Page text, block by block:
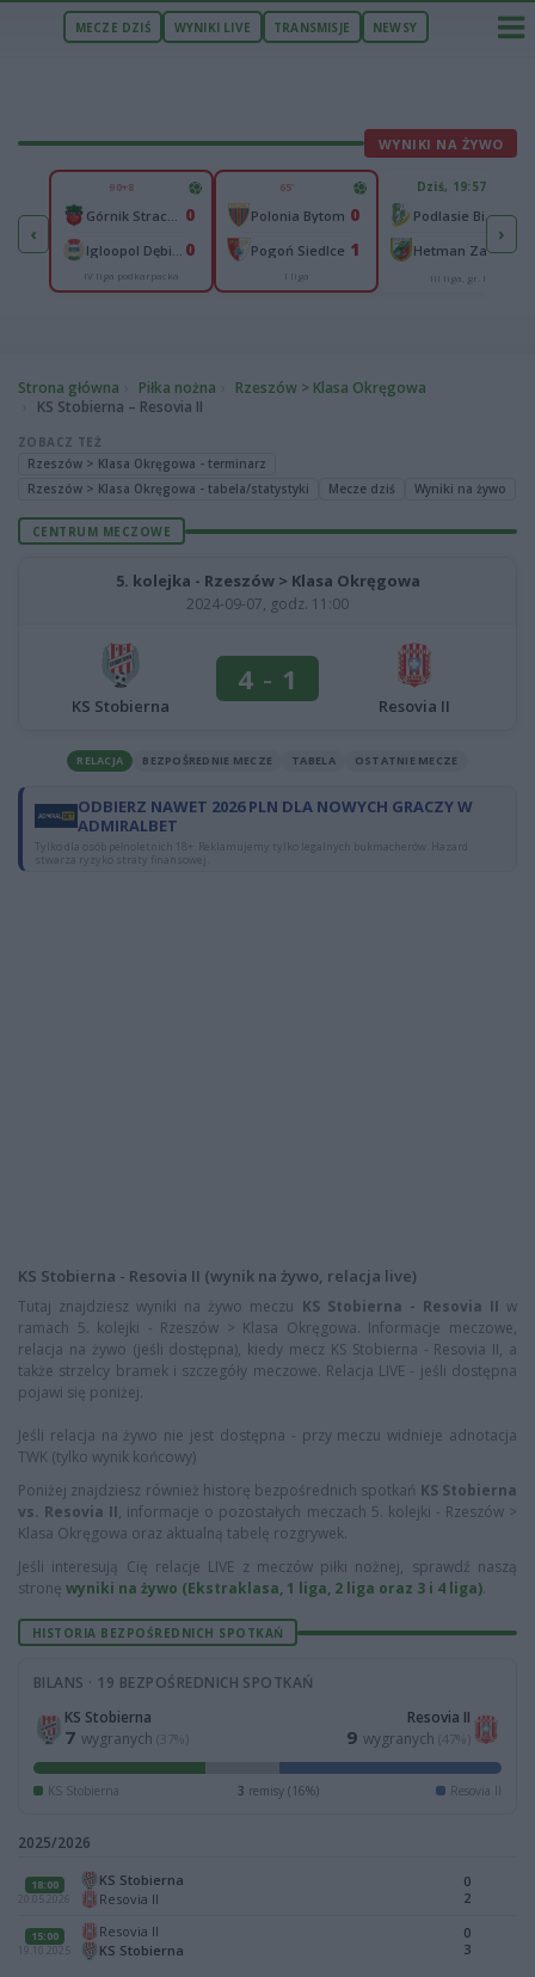
MECZE DZIŚ WYNIKI LIVE TRANSMISJE NEWSY
WYNIKI NA ŻYWO
‹
65
25
90+8
0
0
IV liga podkarpacka
65'
Polonia Bytom 0
Pogoń Siedlce 1
I liga
Dziś, 19:57
Podlasie Biała Podlaska
Hetman Zamość
III liga, gr. IV
›
Strona główna Piłka nożna
Rzeszów > Klasa Okręgowa
KS Stobierna – Resovia II
ZOBACZ TEŻ
Rzeszów > Klasa Okręgowa - terminarz
Rzeszów > Klasa Okręgowa - tabela/statystyki
Mecze dziś Wyniki na żywo
CENTRUM MECZOWE
5. kolejka - Rzeszów > Klasa Okręgowa
2024-09-07, godz. 11:00
KS Stobierna
4 - 1
Resovia II
RELACJA BEZPOŚREDNIE MECZE TABELA OSTATNIE MECZE
ODBIERZ NAWET 2026 PLN DLA NOWYCH GRACZY W
ADMIRALBET
Tylko dla osób pełnoletnich 18+. Reklamujemy tylko legalnych bukmacherów. Hazard
stwarza ryzyko straty finansowej.
KS Stobierna - Resovia II (wynik na żywo, relacja live)
Tutaj znajdziesz wyniki na żywo meczu KS Stobierna - Resovia II w
ramach 5. kolejki - Rzeszów > Klasa Okręgowa. Informacje meczowe,
relacja na żywo (jeśli dostępna), kiedy mecz KS Stobierna - Resovia II, a
także strzelcy bramek i szczegóły meczowe. Relacja LIVE - jeśli dostępna
pojawi się poniżej.
Jeśli relacja na żywo nie jest dostępna - przy meczu widnieje adnotacja
TWK (tylko wynik końcowy)
Poniżej znajdziesz również historę bezpośrednich spotkań KS Stobierna
vs. Resovia II, informacje o pozostałych meczach 5. kolejki - Rzeszów >
Klasa Okręgowa oraz aktualną tabelę rozgrywek.
Jeśli interesują Cię relacje LIVE z meczów piłki nożnej, sprawdź naszą
stronę wyniki na żywo (Ekstraklasa, 1 liga, 2 liga oraz 3 i 4 liga).
HISTORIA BEZPOŚREDNICH SPOTKAŃ
BILANS · 19 BEZPOŚREDNICH SPOTKAŃ
KS Stobierna
7 wygranych (37%)
Resovia II
9 wygranych (47%)
KS Stobierna 3 remisy (16%) Resovia II
2025/2026
18:00
20.05.2026
KS Stobierna
Resovia II
0
2
15:00
19.10.2025
Resovia II
KS Stobierna
0
3